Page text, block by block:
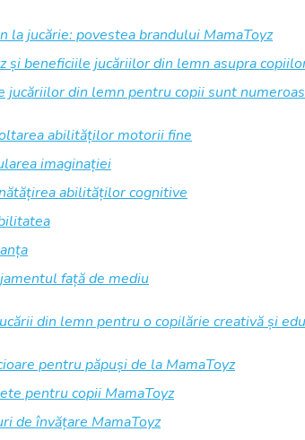
la jucărie: povestea brandului MamaToyz
și beneficiile jucăriilor din lemn asupra
jucăriilor din lemn pentru copii sunt
abilităților motorii fine
imaginației
abilităților cognitive
față de mediu
din lemn pentru o copilărie creativă și
pentru păpuși de la MamaToyz
pentru copii MamaToyz
de învățare MamaToyz